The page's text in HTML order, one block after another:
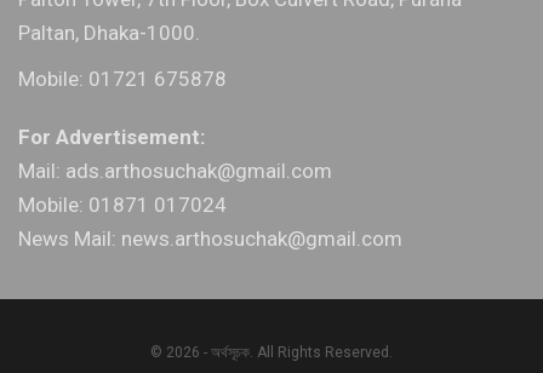
Paltan, Dhaka-1000.
Mobile: 01721 675878
For Advertisement:
Mail: ads.arthosuchak@gmail.com
Mobile: 01871 017024
News Mail: news.arthosuchak@gmail.com
© 2026 - অর্থসূচক. All Rights Reserved.